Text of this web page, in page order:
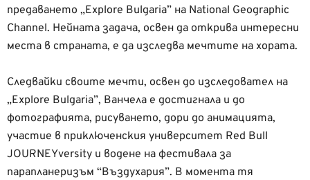
предаването „Explore Bulgaria” на National Geographic
Channel. Нейната задача, освен да открива интересни
места в страната, е да изследва мечтите на хората.
Следвайки своите мечти, освен до изследовател на
„Explore Bulgaria”, Ванчела е достигнала и до
фотографията, рисуването, дори до анимацията,
участие в приключенския университет Red Bull
JOURNEYversity и водене на фестивала за
парапланеризъм “Въздухария”. В момента тя